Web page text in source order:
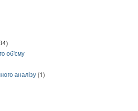
об'єму
аналізу (1)